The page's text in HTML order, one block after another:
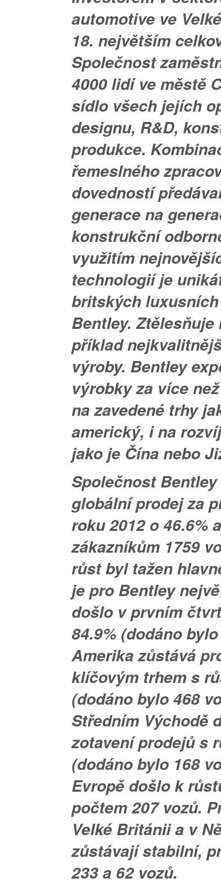
automotive ve
18. největším
Společnost
4000 lidí ve městě
sídlo všech jejích
designu, R&D,
produkce.
řemeslného
dovedností
generace na
konstrukční
využitím
technologií je
britských
Bentley. Ztělesňuje
příklad
výroby. Bentley
výrobky za více
na zavedené trhy
americký, i na
jako je Čína nebo
Společnost
globální prodej za
roku 2012 o 46.6%
zákazníkům 1759
růst byl tažen
je pro Bentley
došlo v prvním
84.9% (dodáno
Amerika zůstává
klíčovým trhem s
(dodáno bylo 468
Středním Východě
zotavení prodejů s
(dodáno bylo 168
Evropě došlo k
počtem 207 vozů.
Velké Británii a v
zůstávají stabilní,
233 a 62 vozů.